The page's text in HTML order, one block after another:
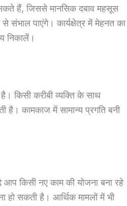
हैं, जिससे मानसिक दबाव महसूस
पाएंगे। कार्यक्षेत्र में मेहनत का
निकालें।
किसी करीबी व्यक्ति के साथ
है। कामकाज में सामान्य प्रगति बनी
किसी नए काम की योजना बना रहे
हो सकती है। आर्थिक मामलों में भी